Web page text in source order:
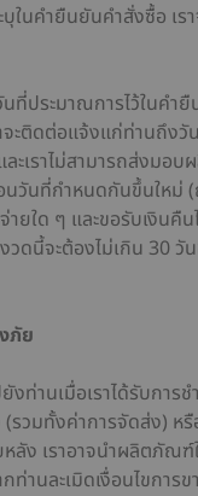
นคำยืนยันคำสั่งซื้อ เรา
ที่ประมาณการไว้ในคำ
ะติดต่อแจ้งแก่ท่านถึง
ะเราไม่สามารถส่งม
วันที่กำหนดกันขึ้นใหม่
ายใด ๆ และขอรับเงิ
ดนี้จะต้องไม่เกิน 30 วั
ภัย
ท่านเมื่อเราได้รับการ
วมทั้งค่าการจัดส่ง) ห
ลัง เราอาจนำผลิตภัณฑ์
านละเมิดเงื่อนไขการ